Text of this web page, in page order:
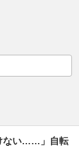
ない……」自転